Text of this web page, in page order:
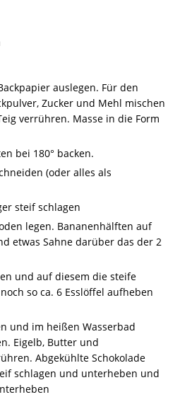
auslegen. Für den
Zucker und Mehl mischen
verrühren. Masse in die Form
bei 180° backen.
(oder alles als
steif schlagen
legen. Bananenhälften auf
etwas Sahne darüber das der 2
und auf diesem die steife
so ca. 6 Esslöffel aufheben
und im heißen Wasserbad
Eigelb, Butter und
Abgekühlte Schokolade
schlagen und unterheben und